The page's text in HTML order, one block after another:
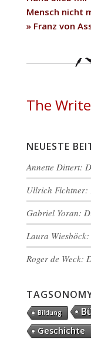
Mensch nicht
» Franz von
The
NEUESTE
Annette Dittert:
Ullrich Fichtner:
Gabriel Yoran:
Laura
Roger de Weck:
Bildung
Geschichte